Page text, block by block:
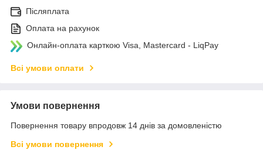
Післяплата
Оплата на рахунок
Онлайн-оплата карткою Visa, Mastercard - LiqPay
Всі умови оплати
Умови повернення
Повернення товару впродовж 14 днів за домовленістю
Всі умови повернення